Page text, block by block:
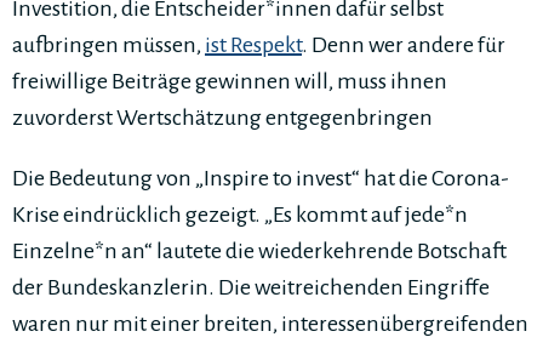
Investition, die Entscheider*innen dafür selbst
aufbringen müssen, ist Respekt. Denn wer andere für
freiwillige Beiträge gewinnen will, muss ihnen
zuvorderst Wertschätzung entgegenbringen
Die Bedeutung von „Inspire to invest“ hat die Corona-
Krise eindrücklich gezeigt. „Es kommt auf jede*n
Einzelne*n an“ lautete die wiederkehrende Botschaft
der Bundeskanzlerin. Die weitreichenden Eingriffe
waren nur mit einer breiten, interessenübergreifenden